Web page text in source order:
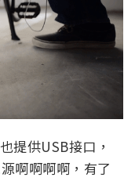
擔更高額的稅金